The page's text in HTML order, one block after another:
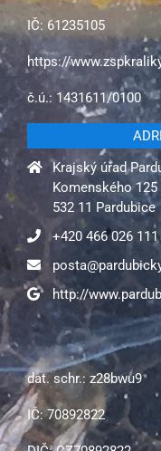
IČ: 61235105
https://
č.ú.: 1431611/0100
Krajský úřad
Komenského 125
532 11 Pardubice
+420 466 026 111
http://
dat. schr.: z28bwu9
IČ: 70892822